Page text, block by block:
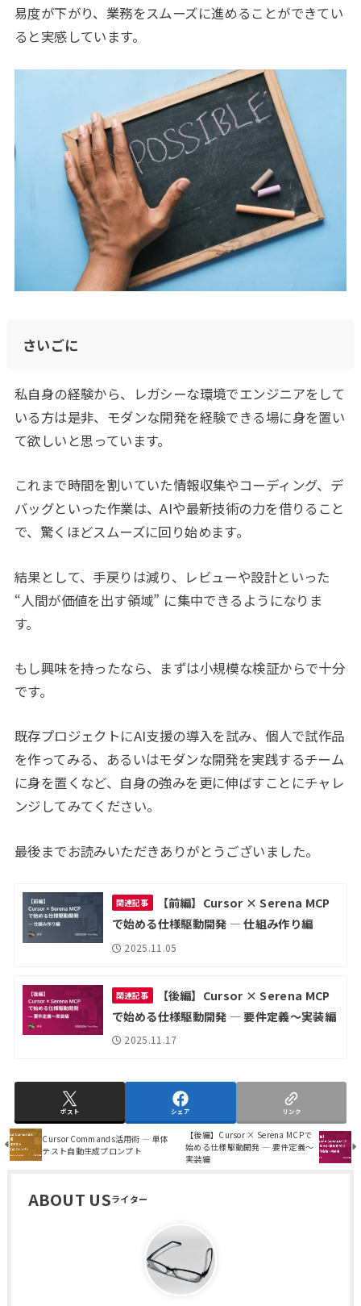
易度が下がり、業務をスムーズに進めることができてい
ると実感しています。
さいごに
私自身の経験から、レガシーな環境でエンジニアをして
いる方は是非、モダンな開発を経験できる場に身を置い
て欲しいと思っています。
これまで時間を割いていた情報収集やコーディング、デ
バッグといった作業は、AIや最新技術の力を借りること
で、驚くほどスムーズに回り始めます。
結果として、手戻りは減り、レビューや設計といった
“人間が価値を出す領域” に集中できるようになりま
す。
もし興味を持ったなら、まずは小規模な検証からで十分
です。
既存プロジェクトにAI支援の導入を試み、個人で試作品
を作ってみる、あるいはモダンな開発を実践するチーム
に身を置くなど、自身の強みを更に伸ばすことにチャレ
ンジしてみてください。
最後までお読みいただきありがとうございました。
関連記事
【前編】Cursor × Serena MCP
で始める仕様駆動開発 ― 仕組み作り編
2025.11.05
関連記事
【後編】Cursor × Serena MCP
で始める仕様駆動開発 ― 要件定義～実装編
2025.11.17
ポスト シェア リンク
Cursor Commands活用術 ― 単体
テスト自動生成プロンプト
【後編】Cursor × Serena MCPで
始める仕様駆動開発 ― 要件定義～
実装編
ABOUT US